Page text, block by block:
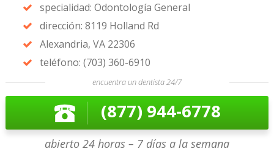
specialidad: Odontología General
dirección: 8119 Holland Rd
Alexandria, VA 22306
teléfono: (703) 360-6910
encuentra un dentista 24/7
(877) 944-6778
abierto 24 horas – 7 días a la semana